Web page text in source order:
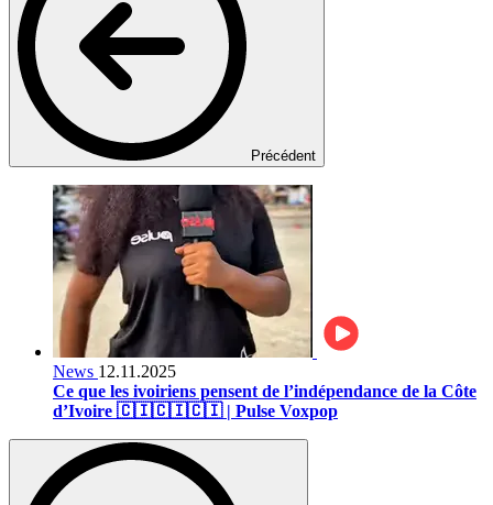
Précédent
News 12.11.2025
Ce que les ivoiriens pensent de l’indépendance de la Côte
d’Ivoire 🇨🇮🇨🇮🇨🇮 | Pulse Voxpop